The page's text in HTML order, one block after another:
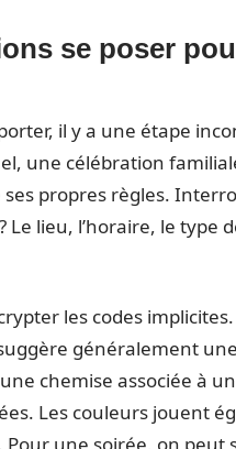
se poser
il y a une étape
une célébration
propres règles.
Le lieu, l’horaire, le
les codes
généralement
chemise associée à
Les couleurs jouent
une soirée, on